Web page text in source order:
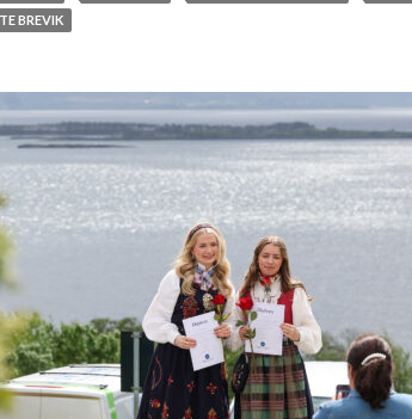
BREVIK